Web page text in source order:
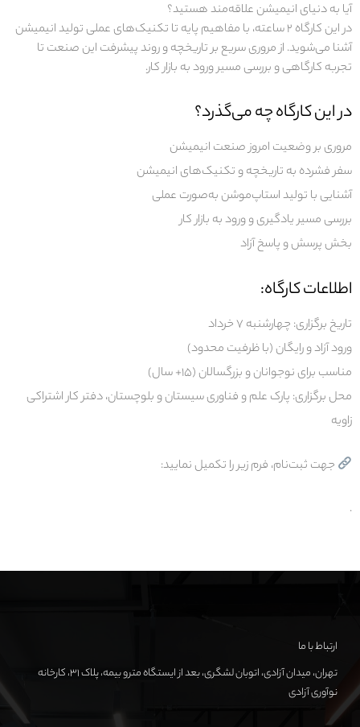
آیا به دنیای انیمیشن علاقه‌مند هستید؟
در این کارگاه ۲ ساعته، با مفاهیم پایه تا تکنیک‌های عملی تولید انیمیشن
آشنا می‌شوید. از مروری سریع بر تاریخچه و روند پیشرفت این صنعت تا
تجربه کارگاهی و بررسی مسیر ورود به بازار کار.
در این کارگاه چه می‌گذرد؟
مروری بر وضعیت امروز صنعت انیمیشن
سفر فشرده به تاریخچه و تکنیک‌های انیمیشن
آشنایی با تولید استاپ‌موشن به‌صورت عملی
بررسی مسیر یادگیری و ورود به بازار کار
بخش پرسش و پاسخ آزاد
اطلاعات کارگاه:
تاریخ برگزاری: چهارشنبه ۷ خرداد
ورود آزاد و رایگان (با ظرفیت محدود)
مناسب برای نوجوانان و بزرگسالان (۱۵+ سال)
محل برگزاری: پارک علم و فناوری سیستان و بلوچستان، دفتر کار اشتراکی
زاویه
جهت ثبت‌نام، فرم زیر را تکمیل نمایید:
.
ارتباط با ما
تهران، میدان آزادی، اتوبان لشگری، بعد از ایستگاه مترو بیمه، پلاک ۳۱، کارخانه
نوآوری آزادی